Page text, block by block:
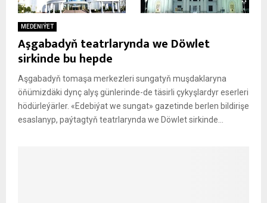
MEDENIÝET
Aşgabadyň teatrlarynda we Döwlet
sirkinde bu hepde
Aşgabadyň tomaşa merkezleri sungatyň muşdaklaryna
öňümizdäki dynç alyş günlerinde-de täsirli çykyşlardyr eserleri
hödürleýärler. «Edebiýat we sungat» gazetinde berlen bildirişe
esaslanyp, paýtagtyň teatrlarynda we Döwlet sirkinde...